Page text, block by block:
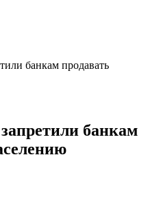
банкам продавать
банкам